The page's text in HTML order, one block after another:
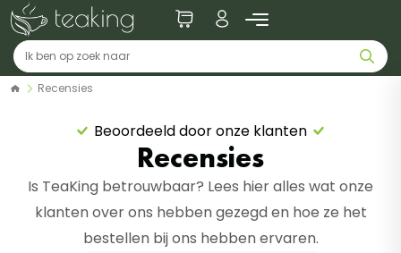
Recensies
Beoordeeld door onze klanten
Recensies
Is TeaKing betrouwbaar? Lees hier alles wat onze
klanten over ons hebben gezegd en hoe ze het
bestellen bij ons hebben ervaren.